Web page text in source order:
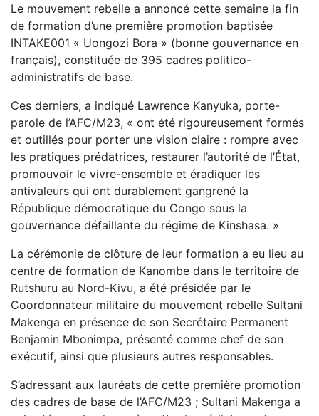
Le mouvement rebelle a annoncé cette semaine la fin
de formation d’une première promotion baptisée
INTAKE001 « Uongozi Bora » (bonne gouvernance en
français), constituée de 395 cadres politico-
administratifs de base.
Ces derniers, a indiqué Lawrence Kanyuka, porte-
parole de l’AFC/M23, « ont été rigoureusement formés
et outillés pour porter une vision claire : rompre avec
les pratiques prédatrices, restaurer l’autorité de l’État,
promouvoir le vivre-ensemble et éradiquer les
antivaleurs qui ont durablement gangrené la
République démocratique du Congo sous la
gouvernance défaillante du régime de Kinshasa. »
La cérémonie de clôture de leur formation a eu lieu au
centre de formation de Kanombe dans le territoire de
Rutshuru au Nord-Kivu, a été présidée par le
Coordonnateur militaire du mouvement rebelle Sultani
Makenga en présence de son Secrétaire Permanent
Benjamin Mbonimpa, présenté comme chef de son
exécutif, ainsi que plusieurs autres responsables.
S’adressant aux lauréats de cette première promotion
des cadres de base de l’AFC/M23 ; Sultani Makenga a